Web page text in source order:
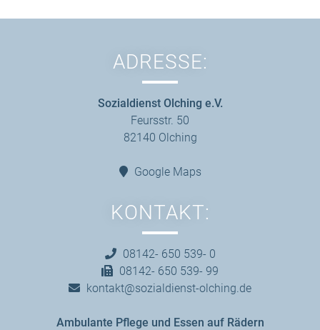
ADRESSE:
Sozialdienst Olching e.V.
Feursstr. 50
82140 Olching
Google Maps
KONTAKT:
08142- 650 539- 0
08142- 650 539- 99
kontakt@sozialdienst-olching.de
Ambulante Pflege und Essen auf Rädern